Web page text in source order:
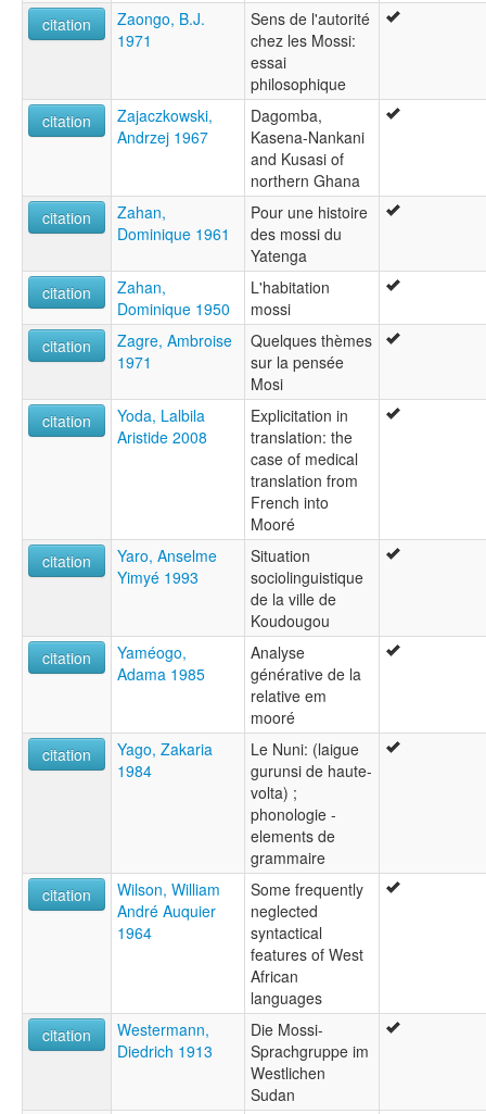
citation
Zaongo, B.J.
1971
Sens de l'autorité
chez les Mossi:
essai
philosophique
citation
Zajaczkowski,
Andrzej 1967
Dagomba,
Kasena-Nankani
and Kusasi of
northern Ghana
citation
Zahan,
Dominique 1961
Pour une histoire
des mossi du
Yatenga
citation
Zahan,
Dominique 1950
L'habitation
mossi
citation
Zagre, Ambroise
1971
Quelques thèmes
sur la pensée
Mosi
citation
Yoda, Lalbila
Aristide 2008
Explicitation in
translation: the
case of medical
translation from
French into
Mooré
citation
Yaro, Anselme
Yimyé 1993
Situation
sociolinguistique
de la ville de
Koudougou
citation
Yaméogo,
Adama 1985
Analyse
générative de la
relative em
mooré
citation
Yago, Zakaria
1984
Le Nuni: (laigue
gurunsi de haute-
volta) ;
phonologie -
elements de
grammaire
citation
Wilson, William
André Auquier
1964
Some frequently
neglected
syntactical
features of West
African
languages
citation
Westermann,
Diedrich 1913
Die Mossi-
Sprachgruppe im
Westlichen
Sudan